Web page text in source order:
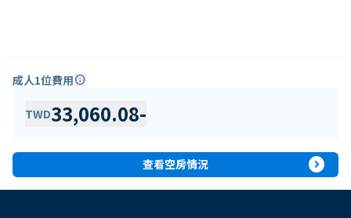
成人1位費用info
TWD33,060.08-
查看空房情況 expand_circle_right